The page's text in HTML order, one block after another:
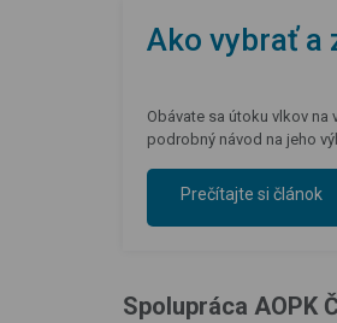
Ako vybrať
Obávate sa útoku vlkov
podrobný návod na jeho
Prečítajte si článok
Spolupráca AOPK